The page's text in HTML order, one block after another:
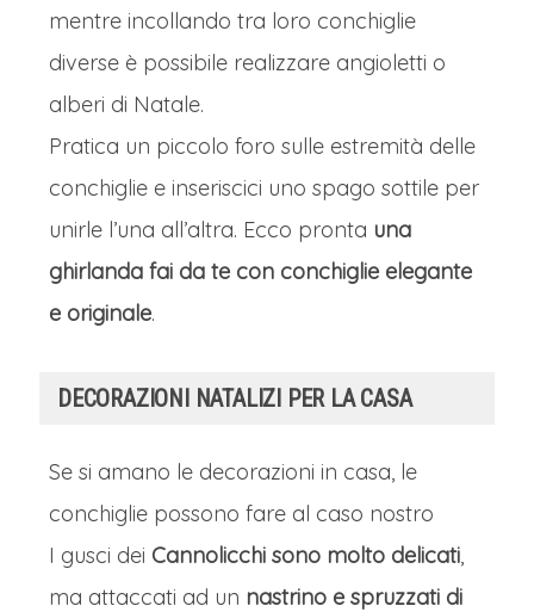
mentre incollando tra loro conchiglie
diverse è possibile realizzare angioletti o
alberi di Natale.
Pratica un piccolo foro sulle estremità delle
conchiglie e inseriscici uno spago sottile per
unirle l’una all’altra. Ecco pronta una
ghirlanda fai da te con conchiglie elegante
e originale.
DECORAZIONI NATALIZI PER LA CASA
Se si amano le decorazioni in casa, le
conchiglie possono fare al caso nostro
I gusci dei Cannolicchi sono molto delicati,
ma attaccati ad un nastrino e spruzzati di